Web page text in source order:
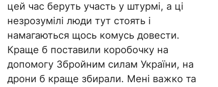
цей час беруть участь у штурмі, а ці
незрозумілі люди тут стоять і
намагаються щось комусь довести.
Краще б поставили коробочку на
допомогу Збройним силам України, на
дрони б краще збирали. Мені важко та